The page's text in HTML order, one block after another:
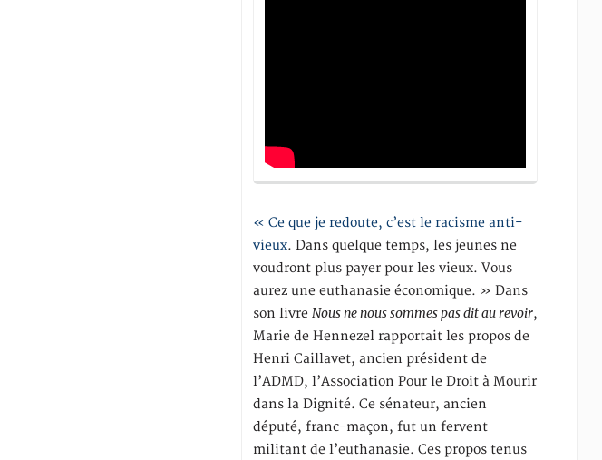
« Ce que je redoute, c’est le racisme anti-
vieux. Dans quelque temps, les jeunes ne
voudront plus payer pour les vieux. Vous
aurez une euthanasie économique. » Dans
son livreNous ne nous sommes pas dit au revoir,
Marie de Hennezel rapportait les propos de
Henri Caillavet, ancien président de
l’ADMD, l’Association Pour le Droit à Mourir
dans la Dignité. Ce sénateur, ancien
député, franc-maçon, fut un fervent
militant de l’euthanasie. Ces propos tenus